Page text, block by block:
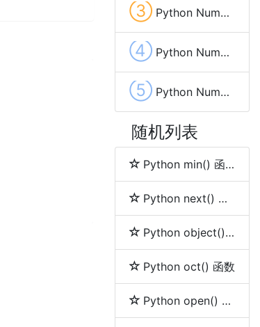
③ Python Numpy random.exponential() 指数分布
④ Python NumPy Array(数组) 迭代 遍历
⑤ Python Numpy random.rayleigh() 瑞利分布
随机列表
Python min() 函数
Python next() 函数
Python object() 函数
Python oct() 函数
Python open() 函数